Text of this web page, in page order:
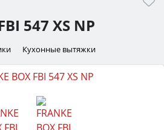
547 XS NP
Кухонные вытяжки